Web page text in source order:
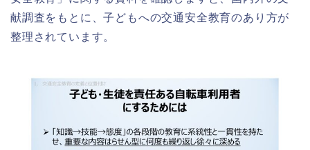
献調査をもとに、子どもへの交通安全教育のあり方が
整理されています。